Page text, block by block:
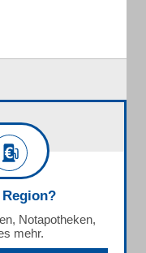
Notapotheken,
mehr.